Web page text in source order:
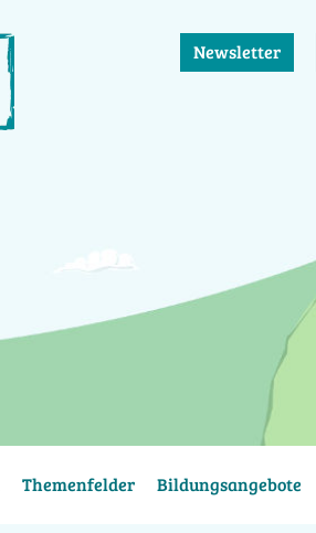
Newsletter
Themenfelder Bildungsangebote